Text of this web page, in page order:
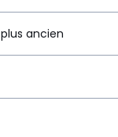
ancien